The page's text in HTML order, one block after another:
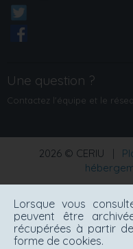
Une question ?
Contactez l'équipe et le
2026 © CERIU
Lorsque vous
peuvent être
récupérées à partir
forme de cookies.